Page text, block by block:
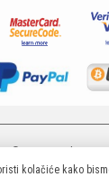
© 2026. Trudimo se
garantirati da
kolačiće kako